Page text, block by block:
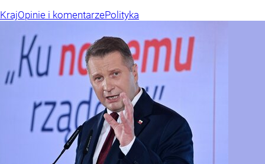
KrajOpinie i komentarzePolityka